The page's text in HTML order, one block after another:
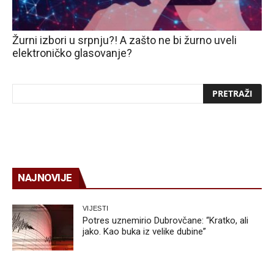
Žurni izbori u srpnju?! A zašto ne bi žurno uveli
elektroničko glasovanje?
NAJNOVIJE
VIJESTI
Potres uznemirio Dubrovčane: “Kratko, ali
jako. Kao buka iz velike dubine”